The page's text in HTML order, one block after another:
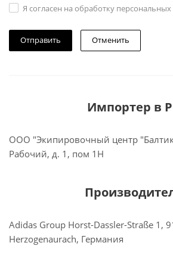
Я согласен на обработку
Отменить
Импортер в
ООО "Экипировочный центр
Рабочий, д. 1, пом 1Н
Adidas Group Horst-Dassler-Straße 1,
Herzogenaurach, Германия